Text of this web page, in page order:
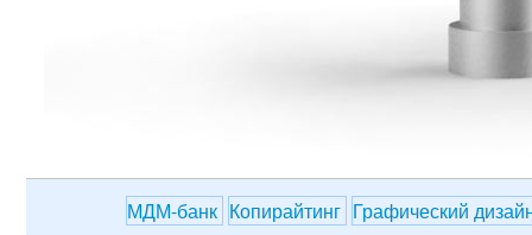
МДМ-банк Копирайтинг Графический